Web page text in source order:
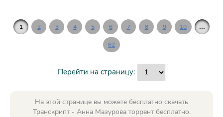
1 2 3 4 5 6 7 8 9 10 ...
62
Перейти на страницу:
На этой странице вы можете бесплатно скачать
Транскрипт - Анна Мазурова торрент бесплатно.